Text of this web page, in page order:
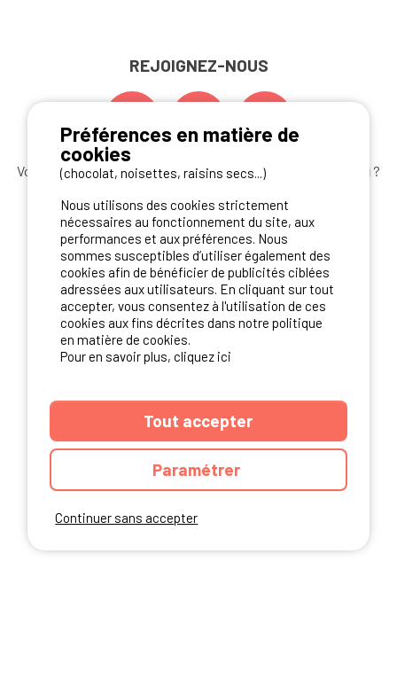
REJOIGNEZ-NOUS
Vous souhaitez bénéficier desmeilleures offres camping ?
S'ABONNER
NOS PARTENAIRES
Continuer sans accepter
Préférences en matière de
cookies
(chocolat, noisettes, raisins secs...)
Nous utilisons des cookies strictement
nécessaires au fonctionnement du site, aux
performances et aux préférences. Nous
sommes susceptibles d’utiliser également des
cookies afin de bénéficier de publicités ciblées
adressées aux utilisateurs. En cliquant sur tout
accepter, vous consentez à l'utilisation de ces
cookies aux fins décrites dans notre politique
en matière de cookies.
Pour en savoir plus, cliquez ici
Tout accepter
Paramétrer